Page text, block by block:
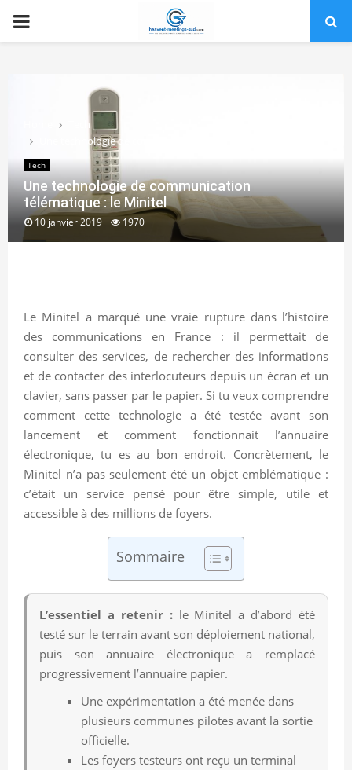
PRIMARY
Tech
Une technologie de communication télématique : le Minitel
Tech
Une technologie de communication
télématique : le Minitel
10 janvier 2019 1970
Le Minitel a marqué une vraie rupture dans l’histoire
des communications en France : il permettait de
consulter des services, de rechercher des informations
et de contacter des interlocuteurs depuis un écran et un
clavier, sans passer par le papier. Si tu veux comprendre
comment cette technologie a été testée avant son
lancement et comment fonctionnait l’annuaire
électronique, tu es au bon endroit. Concrètement, le
Minitel n’a pas seulement été un objet emblématique :
c’était un service pensé pour être simple, utile et
accessible à des millions de foyers.
Sommaire
L’essentiel a retenir :le Minitel a d’abord été
testé sur le terrain avant son déploiement national,
puis son annuaire électronique a remplacé
progressivement l’annuaire papier.
Une expérimentation a été menée dans
plusieurs communes pilotes avant la sortie
officielle.
Les foyers testeurs ont reçu un terminal